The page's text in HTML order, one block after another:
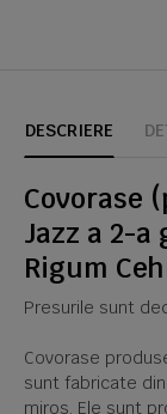
DESCRIERE
Covorase
Jazz a 2-
Rigum
Presurile sunt
Covorase
sunt fabricate
miros. Ele sunt